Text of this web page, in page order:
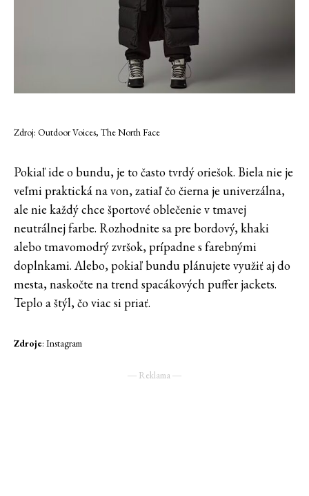
Zdroj: Outdoor Voices, The North Face
Pokiaľ ide o bundu, je to často tvrdý oriešok. Biela nie je
veľmi praktická na von, zatiaľ čo čierna je univerzálna,
ale nie každý chce športové oblečenie v tmavej
neutrálnej farbe. Rozhodnite sa pre bordový, khaki
alebo tmavomodrý zvršok, prípadne s farebnými
doplnkami. Alebo, pokiaľ bundu plánujete využiť aj do
mesta, naskočte na trend spacákových puffer jackets.
Teplo a štýl, čo viac si priať.
Zdroje: Instagram
― Reklama ―